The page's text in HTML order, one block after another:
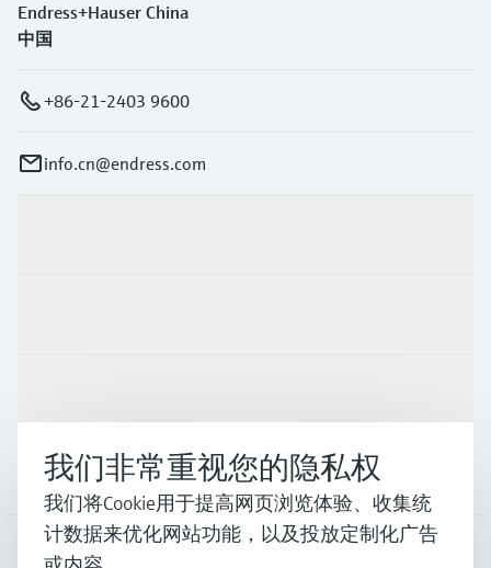
Endress+Hauser China
中国
+86-21-2403 9600
info.cn@endress.com
公司我们非常重视您的隐私权
我们将Cookie用于提高网页浏览体验、收集统
计数据来优化网站功能，以及投放定制化广告